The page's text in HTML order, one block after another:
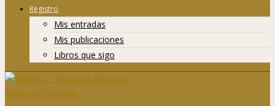
Registro
Mis entradas
Mis publicaciones
Libros que sigo